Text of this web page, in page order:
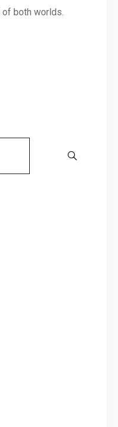
both worlds.